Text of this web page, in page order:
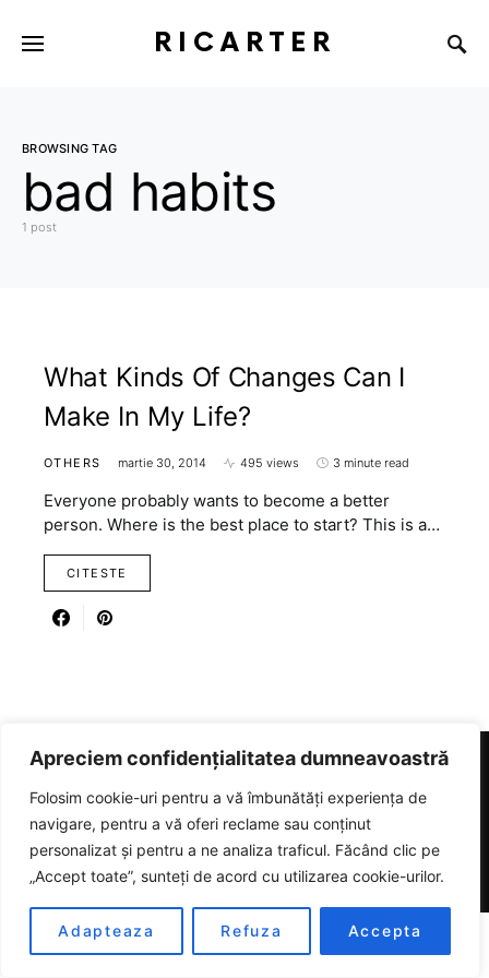
Apreciem confidențialitatea dumneavoastră
Folosim cookie-uri pentru a vă îmbunătăți experiența de
navigare, pentru a vă oferi reclame sau conținut
personalizat și pentru a ne analiza traficul. Făcând clic pe
„Accept toate”, sunteți de acord cu utilizarea cookie-urilor.
Adapteaza Refuza Accepta
RICARTER
BROWSING TAG
bad habits
1 post
What Kinds Of Changes Can I
Make In My Life?
OTHERS martie 30, 2014 495 views 3 minute read
Everyone probably wants to become a better
person. Where is the best place to start? This is a…
CITESTE
RICARTER
Designed & Developed bySmartSeoPack.com